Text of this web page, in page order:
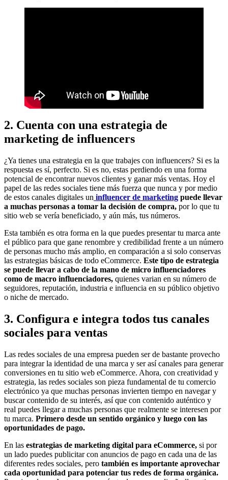
2. Cuenta con una estrategia de
marketing de influencers
¿Ya tienes una estrategia en la que trabajes con influencers? Si es la
respuesta es sí, perfecto. Si es no, estas perdiendo en una forma
potencial de encontrar nuevos clientes y ganar más ventas. Hoy el
papel de las redes sociales tiene más fuerza que nunca y por medio
de estos canales digitales un influencer de marketing puede llevar
a muchas personas a tomar la decisión de compra, por lo que tu
sitio web se vería beneficiado, y aún más, tus números.
Esta también es otra forma en la que puedes presentar tu marca ante
el público para que gane renombre y credibilidad frente a un número
de personas mucho más amplio, en comparación a si solo conservas
las estrategias básicas de todo eCommerce. Este tipo de estrategia
se puede llevar a cabo de la mano de micro influenciadores
como de macro influenciadores, quienes varian en su número de
seguidores, reputación, industria e influencia en su público objetivo
o niche de mercado.
3. Configura e integra todos tus canales
sociales para ventas
Las redes sociales de una empresa pueden ser de bastante provecho
para integrar la identidad de una marca y ser así canales para generar
conversiones en tu sitio web eCommerce. Ahora, con creatividad y
estrategia, las redes sociales son pieza fundamental de tu comercio
electrónico ya que muchas personas invierten tiempo en navegar y
buscar contenido de su interés, así que con contenido auténtico y
real puedes llegar a muchas personas que realmente se interesen por
tu marca. Primero desde un sentido orgánico y luego con las
oportunidades de pago.
En las estrategias de marketing digital para eCommerce, si por
un lado puedes publicitar con anuncios de pago en cada una de las
diferentes redes sociales, pero también es importante aprovechar
cada oportunidad para potenciar tus redes de forma orgánica.